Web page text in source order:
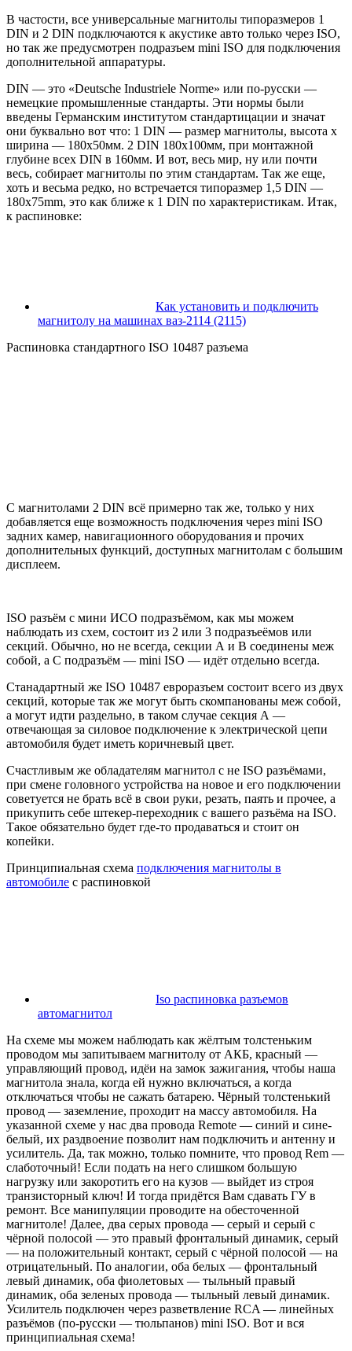
В частости, все универсальные магнитолы типоразмеров 1
DIN и 2 DIN подключаются к акустике авто только через ISO,
но так же предусмотрен подразъем mini ISO для подключения
дополнительной аппаратуры.
DIN — это «Deutsche Industriele Norme» или по-русски —
немецкие промышленные стандарты. Эти нормы были
введены Германским институтом стандартицации и значат
они буквально вот что: 1 DIN — размер магнитолы, высота х
ширина — 180х50мм. 2 DIN 180х100мм, при монтажной
глубине всех DIN в 160мм. И вот, весь мир, ну или почти
весь, собирает магнитолы по этим стандартам. Так же еще,
хоть и весьма редко, но встречается типоразмер 1,5 DIN —
180x75mm, это как ближе к 1 DIN по характеристикам. Итак,
к распиновке:
Как установить и подключить
магнитолу на машинах ваз-2114 (2115)
Распиновка стандартного ISO 10487 разъема
С магнитолами 2 DIN всё примерно так же, только у них
добавляется еще возможность подключения через mini ISO
задних камер, навигационного оборудования и прочих
дополнительных функций, доступных магнитолам с большим
дисплеем.
ISO разъём с мини ИСО подразъёмом, как мы можем
наблюдать из схем, состоит из 2 или 3 подразъеёмов или
секций. Обычно, но не всегда, секции А и B соединены меж
собой, а С подразъём — mini ISO — идёт отдельно всегда.
Станадартный же ISO 10487 евроразъем состоит всего из двух
секций, которые так же могут быть скомпанованы меж собой,
а могут идти раздельно, в таком случае секция А —
отвечающая за силовое подключение к электрической цепи
автомобиля будет иметь коричневый цвет.
Счастливым же обладателям магнитол с не ISO разъёмами,
при смене головного устройства на новое и его подключении
советуется не брать всё в свои руки, резать, паять и прочее, а
прикупить себе штекер-переходник с вашего разъёма на ISO.
Такое обязательно будет где-то продаваться и стоит он
копейки.
Принципиальная схема подключения магнитолы в
автомобиле с распиновкой
Iso распиновка разъемов
автомагнитол
На схеме мы можем наблюдать как жёлтым толстеньким
проводом мы запитываем магнитолу от АКБ, красный —
управляющий провод, идёи на замок зажигания, чтобы наша
магнитола знала, когда ей нужно включаться, а когда
отключаться чтобы не сажать батарею. Чёрный толстенький
провод — заземление, проходит на массу автомобиля. На
указанной схеме у нас два провода Remote — синий и сине-
белый, их раздвоение позволит нам подключить и антенну и
усилитель. Да, так можно, только помните, что провод Rem —
слаботочный! Если подать на него слишком большую
нагрузку или закоротить его на кузов — выйдет из строя
транзисторный ключ! И тогда придётся Вам сдавать ГУ в
ремонт. Все манипуляции проводите на обесточенной
магнитоле! Далее, два серых провода — серый и серый с
чёрной полосой — это правый фронтальный динамик, серый
— на положительный контакт, серый с чёрной полосой — на
отрицательный. По аналогии, оба белых — фронтальный
левый динамик, оба фиолетовых — тыльный правый
динамик, оба зеленых провода — тыльный левый динамик.
Усилитель подключен через разветвление RCA — линейных
разъёмов (по-русски — тюльпанов) mini ISO. Вот и вся
принципиальная схема!